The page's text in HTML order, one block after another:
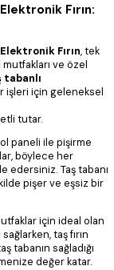
Fırın:
Fırın, tek
mutfakları ve özel
tabanlı
işleri için geleneksel
tutar.
paneli ile pişirme
böylece her
edersiniz. Taş tabanı
pişer ve eşsiz bir
için ideal olan
taş fırın
tabanın sağladığı
değer katar.